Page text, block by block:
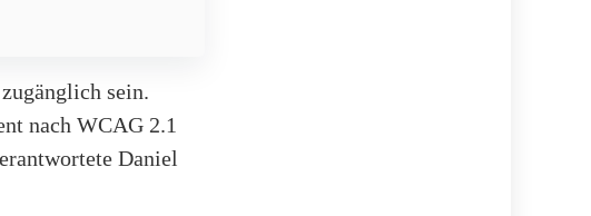
sein.
nach WCAG 2.1
Daniel